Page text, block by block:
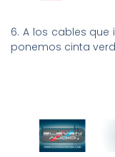
6. A los cables que
ponemos cinta